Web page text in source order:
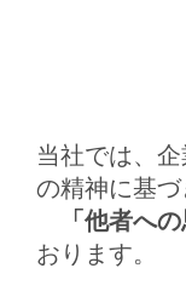
当社では、
の精神に基づ
「他者への
おります。